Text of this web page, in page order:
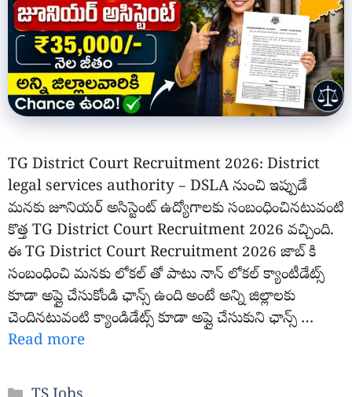
TG District Court Recruitment 2026: District
legal services authority – DSLA నుంచి ఇప్పుడే
మనకు జూనియర్ అసిస్టెంట్ ఉద్యోగాలకు సంబంధించినటువంటి
కొత్త TG District Court Recruitment 2026 వచ్చింది.
ఈ TG District Court Recruitment 2026 జాబ్ కి
సంబంధించి మనకు లోకల్ తో పాటు నాన్ లోకల్ క్యాంటీడేట్స్
కూడా అప్లై చేసుకోండి ఛాన్స్ ఉంది అంటే అన్ని జిల్లాలకు
చెందినటువంటి క్యాండిడేట్స్ కూడా అప్లై చేసుకుని ఛాన్స్ …
Read more
Categories